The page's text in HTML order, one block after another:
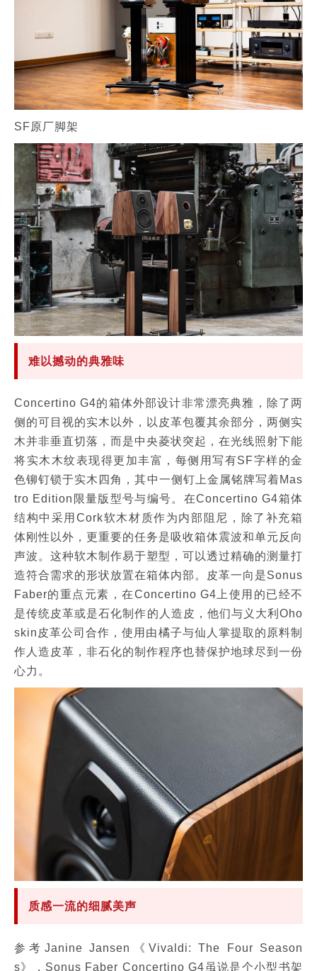
SF原厂脚架
难以撼动的典雅味
Concertino G4的箱体外部设计非常漂亮典雅，除了两
侧的可目视的实木以外，以皮革包覆其余部分，两侧实
木并非垂直切落，而是中央菱状突起，在光线照射下能
将实木木纹表现得更加丰富，每侧用写有SF字样的金
色铆钉锁于实木四角，其中一侧钉上金属铭牌写着Mas
tro Edition限量版型号与编号。在Concertino G4箱体
结构中采用Cork软木材质作为内部阻尼，除了补充箱
体刚性以外，更重要的任务是吸收箱体震波和单元反向
声波。这种软木制作易于塑型，可以透过精确的测量打
造符合需求的形状放置在箱体内部。皮革一向是Sonus
Faber的重点元素，在Concertino G4上使用的已经不
是传统皮革或是石化制作的人造皮，他们与义大利Oho
skin皮革公司合作，使用由橘子与仙人掌提取的原料制
作人造皮革，非石化的制作程序也替保护地球尽到一份
心力。
质感一流的细腻美声
参考Janine Jansen《Vivaldi: The Four Season
s》，Sonus Faber Concertino G4虽说是个小型书架